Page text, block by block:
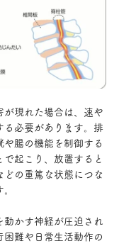
が現れた場合は、速や
る必要があります。排
腸の機能を制御する
起こり、放置すると
どの重篤な状態につな
動かす神経が圧迫され
困難や日常生活動作の